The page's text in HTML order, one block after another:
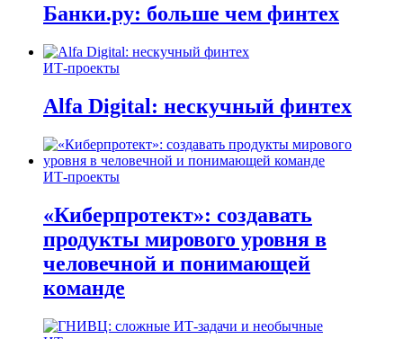
Банки.ру: больше чем финтех
ИТ-проекты
Alfa Digital: нескучный финтех
ИТ-проекты
«Киберпротект»: создавать
продукты мирового уровня в
человечной и понимающей
команде